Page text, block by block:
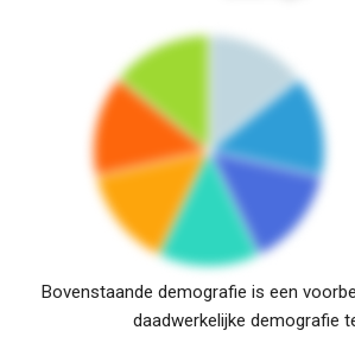
Bovenstaande demografie is een
daadwerkelijke demografie